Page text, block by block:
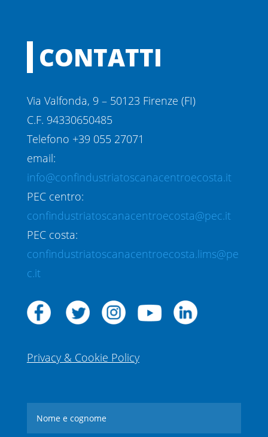
CONTATTI
Via Valfonda, 9 – 50123 Firenze (FI)
C.F. 94330650485
Telefono +39 055 27071
email:
info@confindustriatoscanacentroecosta.it
PEC centro:
confindustriatoscanacentroecosta@pec.it
PEC costa:
confindustriatoscanacentroecosta.lims@pe
c.it
Privacy & Cookie Policy